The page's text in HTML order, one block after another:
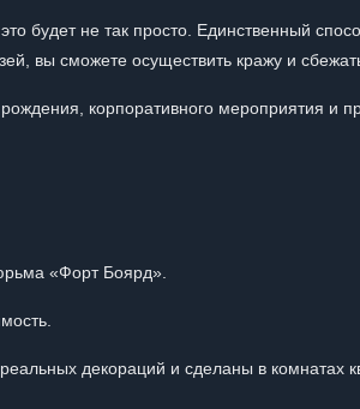
будет не так просто. Единственный
вы сможете осуществить кражу и
корпоративного мероприятия и
«Форт Боярд».
декораций и сделаны в комнатах